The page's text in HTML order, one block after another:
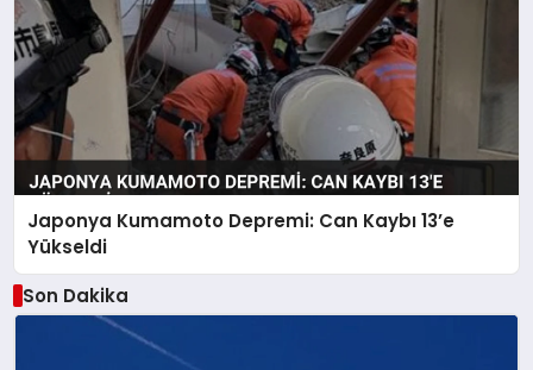
Japonya Kumamoto Depremi: Can Kaybı 13’e
Yükseldi
Son Dakika